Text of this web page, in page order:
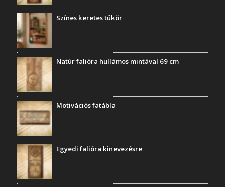
Színes keretes tükör
Natúr falióra hullámos mintával 69 cm
Motivációs fatábla
Egyedi falióra kinevezésre